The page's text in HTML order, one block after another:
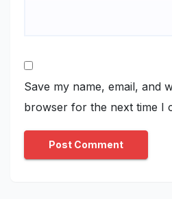
Save my name, email, and
browser for the next time I